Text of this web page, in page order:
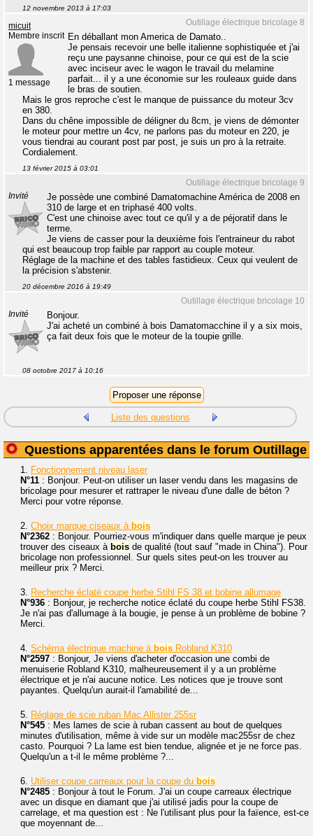
12 novembre 2013 à 17:03
Outillage électrique bricolage 8
micuit
Membre inscrit
1 message
En déballant mon America de Damato..
Je pensais recevoir une belle italienne sophistiquée et j'ai
reçu une paysanne chinoise, pour ce qui est de la scie
avec inciseur avec le wagon le travail du melamine
parfait... il y a une économie sur les rouleaux guide dans
le bras de soutien.
Mais le gros reproche c'est le manque de puissance du moteur 3cv
en 380.
Dans du chêne impossible de déligner du 8cm, je viens de démonter
le moteur pour mettre un 4cv, ne parlons pas du moteur en 220, je
vous tiendrai au courant post par post, je suis un pro à la retraite.
Cordialement.
13 février 2015 à 03:01
Outillage électrique bricolage 9
Invité
Je possède une combiné Damatomachine América de 2008 en
310 de large et en triphasé 400 volts.
C'est une chinoise avec tout ce qu'il y a de péjoratif dans le
terme.
Je viens de casser pour la deuxième fois l'entraineur du rabot
qui est beaucoup trop faible par rapport au couple moteur.
Réglage de la machine et des tables fastidieux. Ceux qui veulent de
la précision s'abstenir.
20 décembre 2016 à 19:49
Outillage électrique bricolage 10
Invité
Bonjour.
J'ai acheté un combiné à bois Damatomacchine il y a six mois,
ça fait deux fois que le moteur de la toupie grille.
08 octobre 2017 à 10:16
Liste des questions
Questions apparentées dans le forum Outillage
1. Fonctionnement niveau laser
N°11 : Bonjour. Peut-on utiliser un laser vendu dans les magasins de
bricolage pour mesurer et rattraper le niveau d'une dalle de béton ?
Merci pour votre réponse.
2. Choix marque ciseaux à bois
N°2362 : Bonjour. Pourriez-vous m'indiquer dans quelle marque je peux
trouver des ciseaux à bois de qualité (tout sauf "made in China"). Pour
bricolage non professionnel. Sur quels sites peut-on les trouver au
meilleur prix ? Merci.
3. Recherche éclaté coupe herbe Stihl FS 38 et bobine allumage
N°936 : Bonjour, je recherche notice éclaté du coupe herbe Stihl FS38.
Je n'ai pas d'allumage à la bougie, je pense à un problème de bobine ?
Merci.
4. Schéma électrique machine à bois Robland K310
N°2597 : Bonjour, Je viens d'acheter d'occasion une combi de
menuiserie Robland K310, malheureusement il y a un problème
électrique et je n'ai aucune notice. Les notices que je trouve sont
payantes. Quelqu'un aurait-il l'amabilité de...
5. Réglage de scie ruban Mac Allister 255sr
N°545 : Mes lames de scie à ruban cassent au bout de quelques
minutes d'utilisation, même à vide sur un modèle mac255sr de chez
casto. Pourquoi ? La lame est bien tendue, alignée et je ne force pas.
Quelqu'un a t-il le même problème ?...
6. Utiliser coupe carreaux pour la coupe du bois
N°2485 : Bonjour à tout le Forum. J'ai un coupe carreaux électrique
avec un disque en diamant que j'ai utilisé jadis pour la coupe de
carrelage, et ma question est : Ne l'utilisant plus pour la faïence, est-ce
que moyennant de...